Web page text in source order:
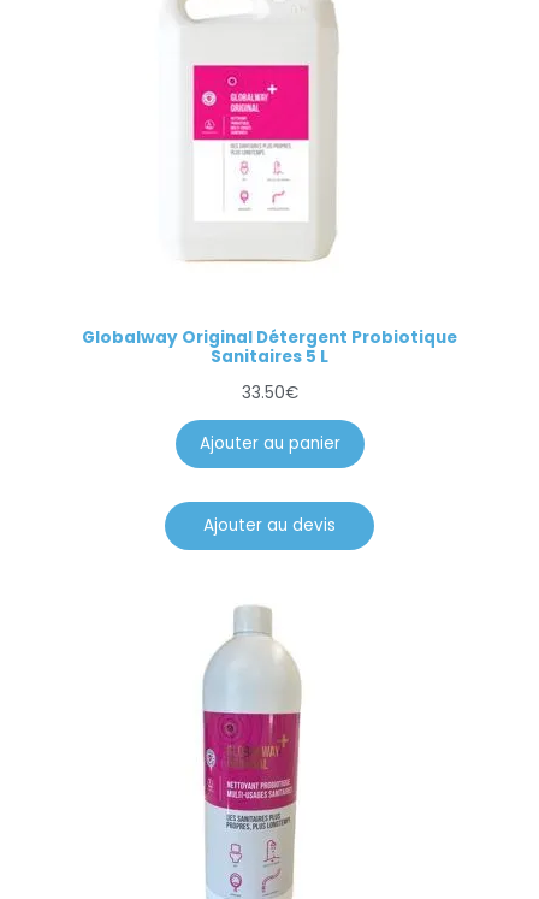
Globalway Original Détergent Probiotique
Sanitaires 5 L
33.50€
Ajouter au panier
Ajouter au devis